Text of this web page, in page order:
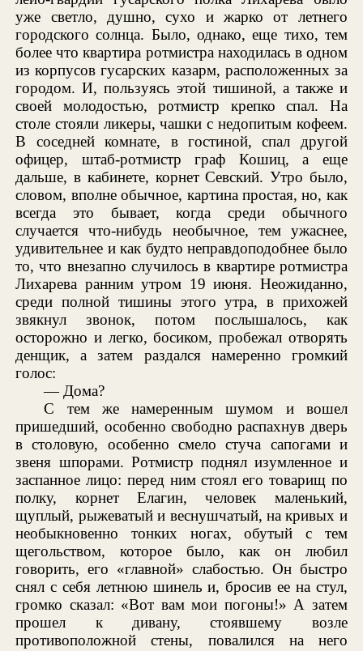
уже светло, душно, сухо и жарко от летнего
городского солнца. Было, однако, еще тихо, тем
более что квартира ротмистра находилась в одном
из корпусов гусарских казарм, расположенных за
городом. И, пользуясь этой тишиной, а также и
своей молодостью, ротмистр крепко спал. На
столе стояли ликеры, чашки с недопитым кофеем.
В соседней комнате, в гостиной, спал другой
офицер, штаб-ротмистр граф Кошиц, а еще
дальше, в кабинете, корнет Севский. Утро было,
словом, вполне обычное, картина простая, но, как
всегда это бывает, когда среди обычного
случается что-нибудь необычное, тем ужаснее,
удивительнее и как будто неправдоподобнее было
то, что внезапно случилось в квартире ротмистра
Лихарева ранним утром 19 июня. Неожиданно,
среди полной тишины этого утра, в прихожей
звякнул звонок, потом послышалось, как
осторожно и легко, босиком, пробежал отворять
денщик, а затем раздался намеренно громкий
голос:
— Дома?
С тем же намеренным шумом и вошел
пришедший, особенно свободно распахнув дверь
в столовую, особенно смело стуча сапогами и
звеня шпорами. Ротмистр поднял изумленное и
заспанное лицо: перед ним стоял его товарищ по
полку, корнет Елагин, человек маленький,
щуплый, рыжеватый и веснушчатый, на кривых и
необыкновенно тонких ногах, обутый с тем
щегольством, которое было, как он любил
говорить, его «главной» слабостью. Он быстро
снял с себя летнюю шинель и, бросив ее на стул,
громко сказал: «Вот вам мои погоны!» А затем
прошел к дивану, стоявшему возле
противоположной стены, повалился на него